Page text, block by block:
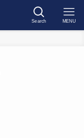
Search MENU